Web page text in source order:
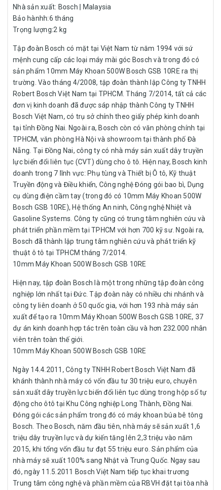
Nhà sản xuất: Bosch | Malaysia
Bảo hànhh:6 tháng
Trọng lượng:2 kg
Tập đoàn Bosch có mặt tại Việt Nam từ năm 1994 với sứ
mệnh cung cấp các loại máy mài góc Bosch và trong đó có
sản phẩm 10mm Máy Khoan 500W Bosch GSB 10RE ra thị
trường. Vào tháng 4/2008, tập đoàn thành lập Công ty TNHH
Robert Bosch Việt Nam tại TPHCM. Tháng 7/2014, tất cả các
đơn vị kinh doanh đã được sáp nhập thành Công ty TNHH
Bosch Việt Nam, có trụ sở chính theo giấy phép kinh doanh
tại tỉnh Đồng Nai. Ngoài ra, Bosch còn có văn phòng chính tại
TPHCM, văn phòng Hà Nội và showroom tại thành phố Đà
Nẵng. Tại Đồng Nai, công ty có nhà máy sản xuất dây truyền
lực biến đổi liên tục (CVT) dùng cho ô tô. Hiện nay, Bosch kinh
doanh trong 7 lĩnh vực: Phụ tùng và Thiết bị Ô tô, Kỹ thuật
Truyền động và Điều khiển, Công nghệ Đóng gói bao bì, Dụng
cụ dùng điện cầm tay (trong đó có 10mm Máy Khoan 500W
Bosch GSB 10RE), Hệ thống An ninh, Công nghệ Nhiệt và
Gasoline Systems. Công ty cũng có trung tâm nghiên cứu và
phát triển phần mềm tại TPHCM với hơn 700 kỹ sư. Ngoài ra,
Bosch đã thành lập trung tâm nghiên cứu và phát triển kỹ
thuật ô tô tại TPHCM tháng 7/2014.
10mm Máy Khoan 500W Bosch GSB 10RE
Hiện nay, tập đoàn Bosch là một trong những tập đoàn công
nghiệp lớn nhất tại Đức. Tập đoàn này có nhiều chi nhánh và
công ty liên doanh ở 50 quốc gia, với hơn 193 nhà máy sản
xuất để tạo ra 10mm Máy Khoan 500W Bosch GSB 10RE, 37
dự án kinh doanh hợp tác trên toàn cầu và hơn 232.000 nhân
viên trên toàn thế giới.
10mm Máy Khoan 500W Bosch GSB 10RE
Ngày 14.4.2011, Công ty TNHH Robert Bosch Việt Nam đã
khánh thành nhà máy có vốn đầu tư 30 triệu euro, chuyên
sản xuất dây truyền lực biến đổi liên tục dùng trong hộp số tự
động cho ôtô tại Khu Công nghiệp Long Thành, Đồng Nai.
Đóng gói các sản phẩm trong đó có máy khoan búa bê tông
Bosch. Theo Bosch, năm đầu tiên, nhà máy sẽ sản xuất 1,6
triệu dây truyền lực và dự kiến tăng lên 2,3 triệu vào năm
2015, khi tổng vốn đầu tư đạt 55 triệu euro. Sản phẩm của
nhà máy sẽ xuất 100% sang Nhật và Trung Quốc. Ngay sau
đó, ngày 11.5.2011 Bosch Việt Nam tiếp tục khai trương
Trung tâm công nghệ và phần mềm của RBVH đặt tại tòa nhà